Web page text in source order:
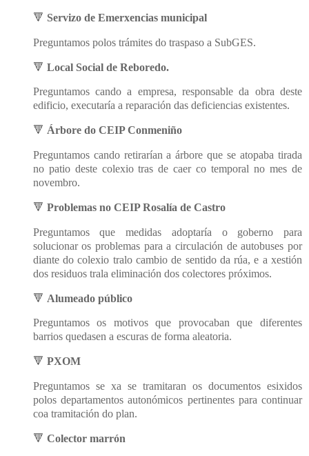
🔻 Servizo de Emerxencias municipal
Preguntamos polos trámites do traspaso a SubGES.
🔻 Local Social de Reboredo.
Preguntamos cando a empresa, responsable da obra deste
edificio, executaría a reparación das deficiencias existentes.
🔻 Árbore do CEIP Conmeniño
Preguntamos cando retirarían a árbore que se atopaba tirada
no patio deste colexio tras de caer co temporal no mes de
novembro.
🔻 Problemas no CEIP Rosalía de Castro
Preguntamos que medidas adoptaría o goberno para
solucionar os problemas para a circulación de autobuses por
diante do colexio tralo cambio de sentido da rúa, e a xestión
dos residuos trala eliminación dos colectores próximos.
🔻 Alumeado público
Preguntamos os motivos que provocaban que diferentes
barrios quedasen a escuras de forma aleatoria.
🔻 PXOM
Preguntamos se xa se tramitaran os documentos esixidos
polos departamentos autonómicos pertinentes para continuar
coa tramitación do plan.
🔻 Colector marrón